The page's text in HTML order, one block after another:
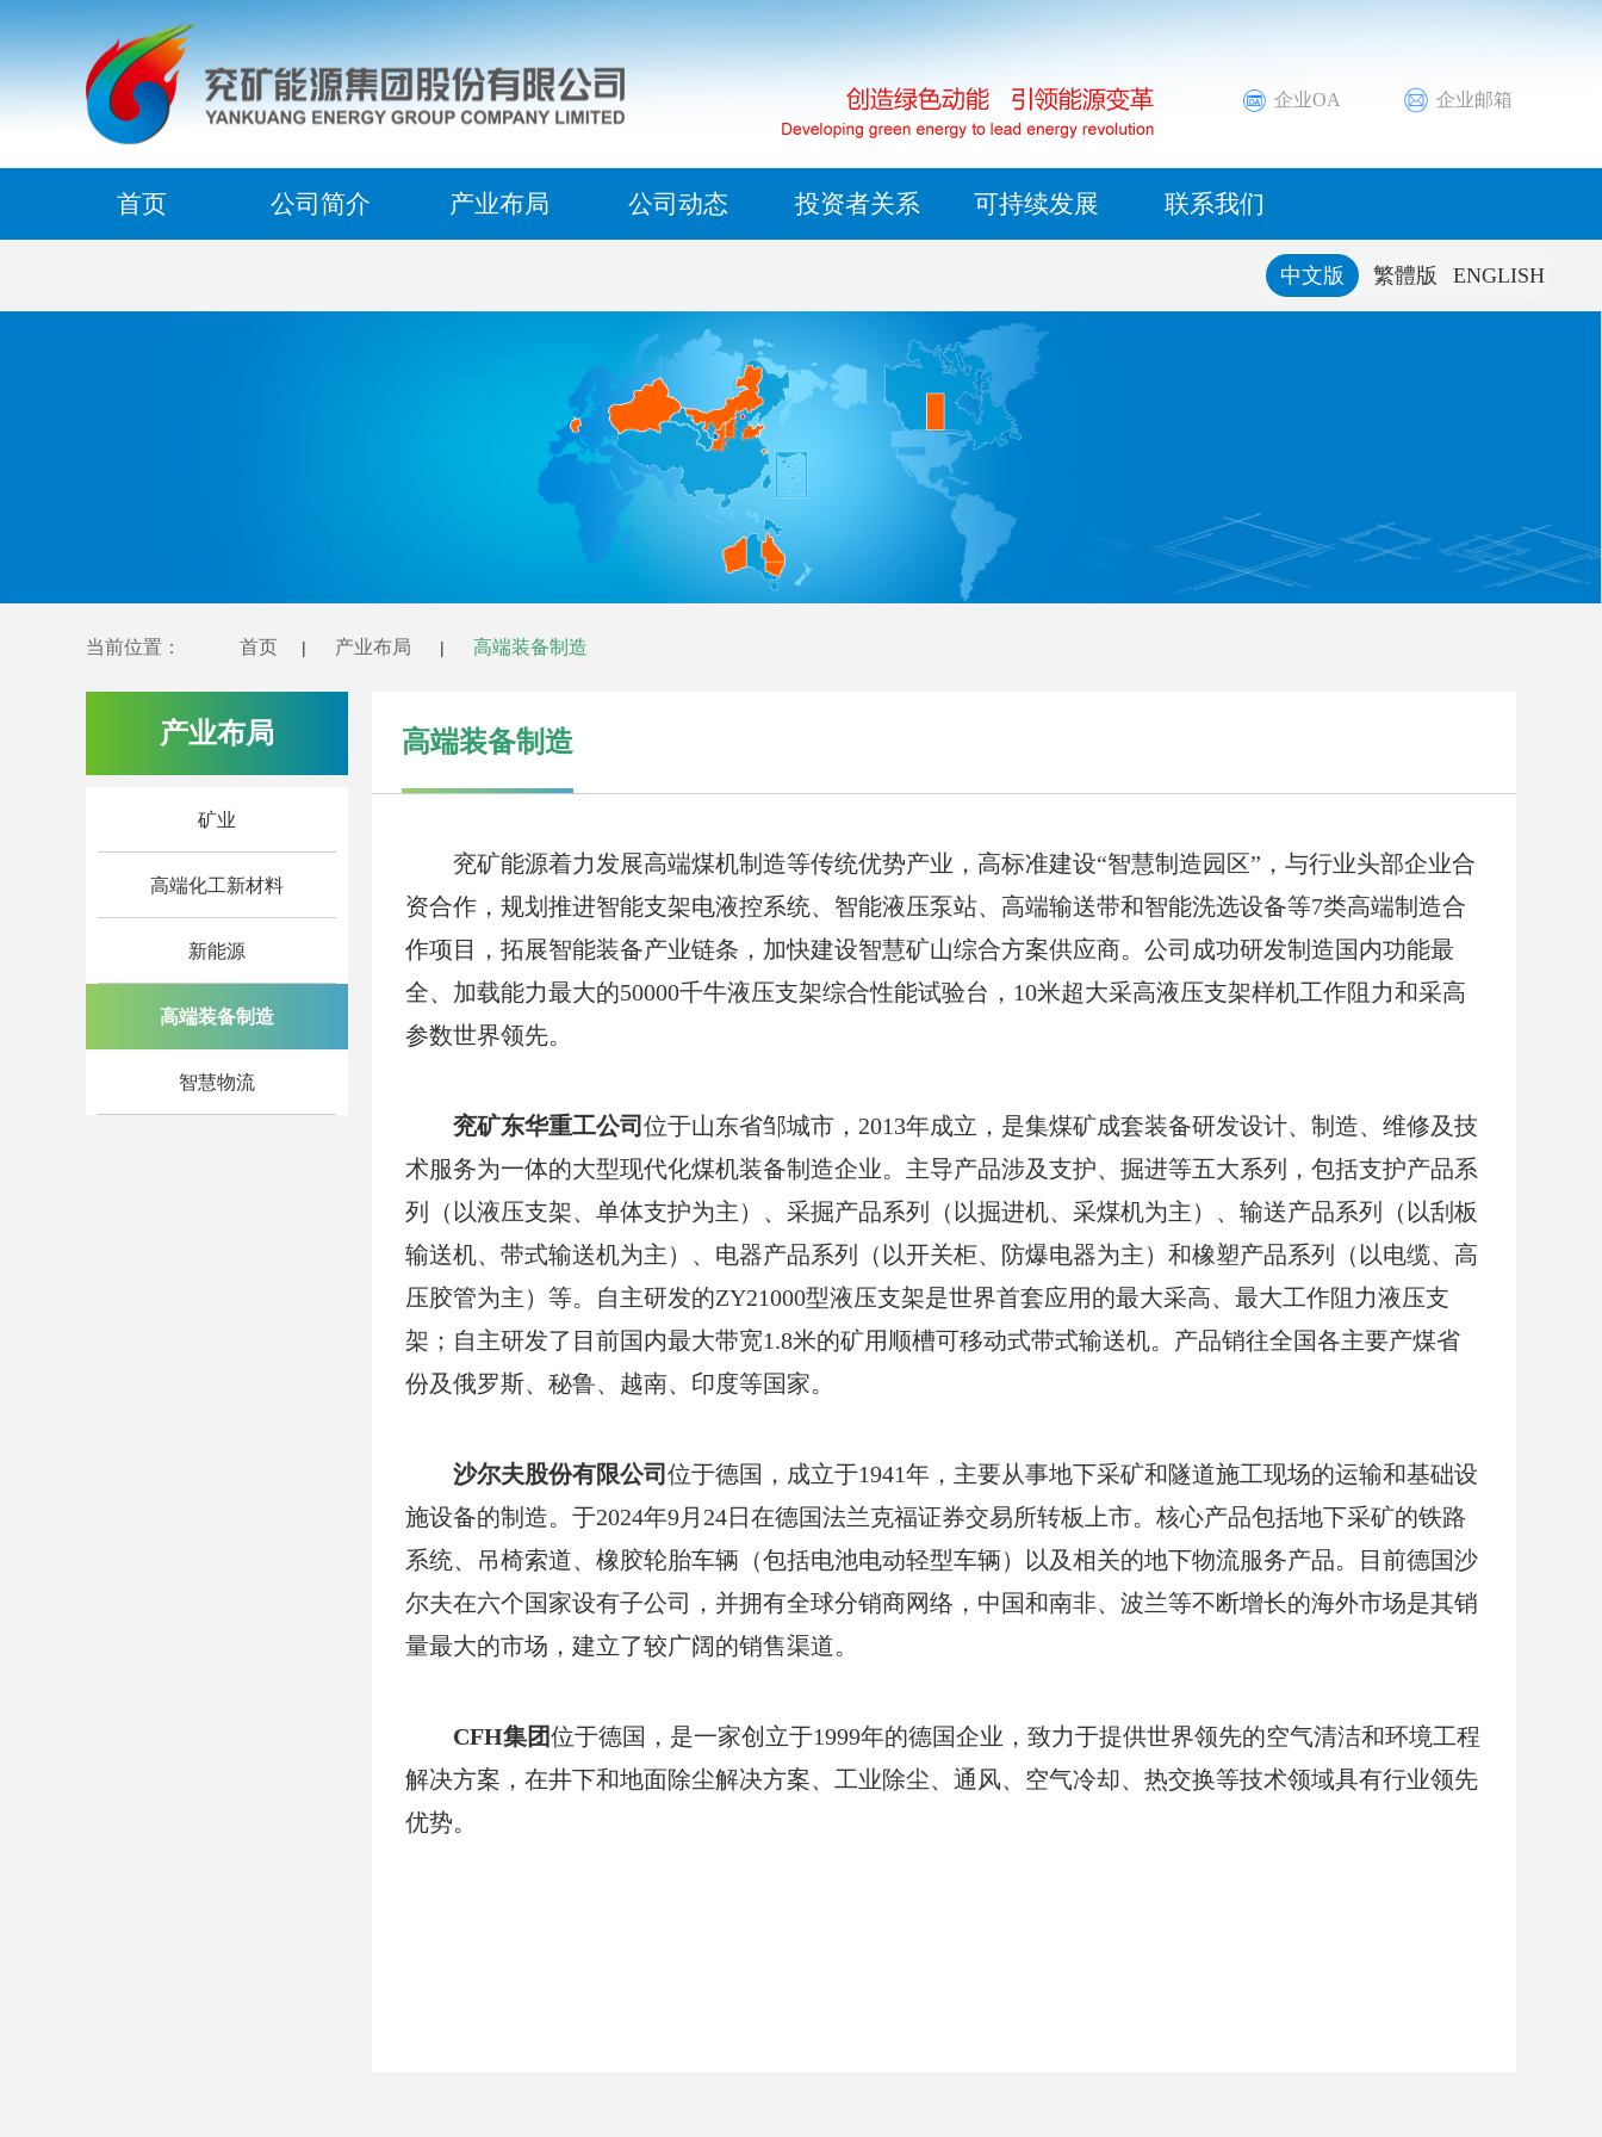
企业OA 企业邮箱
首页 公司简介 产业布局 公司动态 投资者关系 可持续发展 联系我们
中文版 繁體版 ENGLISH
产和业务分布在山东、陕蒙、新疆以及境外的澳大利亚、北美、欧洲等国
家和地区，是中国唯一一家拥有上海、香港、纽约、澳大利亚、法兰克
福、慕尼黑等境内外六地上市平台的特大型能源企业。2025年商品煤产量
1.82亿吨，化工产品产量977万吨；按中国会计准则，实现营业收入1449.3
亿元，归母净利润83.8亿元；年末资产总额4529.4亿元。
愿景使命
公司荣誉
物流五大产业，建成山东、内蒙古、陕甘、新疆、澳大利亚等运营基地。
力争“十五五”末原煤产量突破3亿吨/年。
智慧物流
行业动态
渠道和方式，不断提升投资者与公司交流互动的有效性及时性，并通过网
站、微信等新媒体平台，主动投放新闻报道、业绩快报、业绩路演材料等
资讯，实现了公司与资本市场的良性互动。
愿披露《环境、社会及管治报告》的公司之一，连续18年发布ESG报告。
2025年，在国际碳披露计划(CDP)评级中位列中国煤炭行业第1位，保持
万得（Wind）ESG评级中国煤炭行业最高等级；摩根士丹利资本国际
(MSCI)ESG评级提升至BBB级，位列煤炭行业唯一最高评级。
可持续发展融入
ESG报告
当前位置： 首页 | 产业布局 | 高端装备制造
产业布局
矿业
高端化工新材料
新能源
高端装备制造
智慧物流
高端装备制造
兖矿能源着力发展高端煤机制造等传统优势产业，高标准建设“智慧制造园区”，与行业头部企业合
资合作，规划推进智能支架电液控系统、智能液压泵站、高端输送带和智能洗选设备等7类高端制造合
作项目，拓展智能装备产业链条，加快建设智慧矿山综合方案供应商。公司成功研发制造国内功能最
全、加载能力最大的50000千牛液压支架综合性能试验台，10米超大采高液压支架样机工作阻力和采高
参数世界领先。
兖矿东华重工公司 位于山东省邹城市，2013年成立，是集煤矿成套装备研发设计、制造、维修及技
术服务为一体的大型现代化煤机装备制造企业。主导产品涉及支护、掘进等五大系列，包括支护产品系
列（以液压支架、单体支护为主）、采掘产品系列（以掘进机、采煤机为主）、输送产品系列（以刮板
输送机、带式输送机为主）、电器产品系列（以开关柜、防爆电器为主）和橡塑产品系列（以电缆、高
压胶管为主）等。自主研发的ZY21000型液压支架是世界首套应用的最大采高、最大工作阻力液压支
架；自主研发了目前国内最大带宽1.8米的矿用顺槽可移动式带式输送机。产品销往全国各主要产煤省
份及俄罗斯、秘鲁、越南、印度等国家。
沙尔夫股份有限公司 位于德国，成立于1941年，主要从事地下采矿和隧道施工现场的运输和基础设
施设备的制造。于2024年9月24日在德国法兰克福证券交易所转板上市。核心产品包括地下采矿的铁路
系统、吊椅索道、橡胶轮胎车辆（包括电池电动轻型车辆）以及相关的地下物流服务产品。目前德国沙
尔夫在六个国家设有子公司，并拥有全球分销商网络，中国和南非、波兰等不断增长的海外市场是其销
量最大的市场，建立了较广阔的销售渠道。
CFH集团位于德国，是一家创立于1999年的德国企业，致力于提供世界领先的空气清洁和环境工程
解决方案，在井下和地面除尘解决方案、工业除尘、通风、空气冷却、热交换等技术领域具有行业领先
优势。